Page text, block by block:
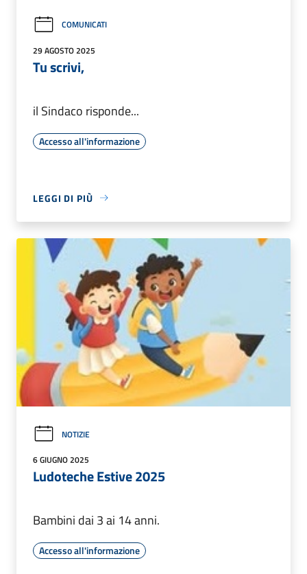
COMUNICATI
29 AGOSTO 2025
Tu scrivi,
il Sindaco risponde...
Accesso all'informazione
LEGGI DI PIÙ
NOTIZIE
6 GIUGNO 2025
Ludoteche Estive 2025
Bambini dai 3 ai 14 anni.
Accesso all'informazione